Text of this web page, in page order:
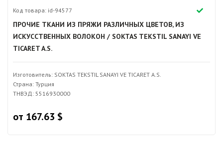
Код товара: id-94577
ПРОЧИЕ ТКАНИ ИЗ ПРЯЖИ РАЗЛИЧНЫХ ЦВЕТОВ, ИЗ
ИСКУССТВЕННЫХ ВОЛОКОН / SOKTAS TEKSTIL SANAYI VE
TICARET A.S.
Изготовитель: SOKTAS TEKSTIL SANAYI VE TICARET A.S.
Страна: Турция
ТНВЭД: 5516930000
от 167.63 $